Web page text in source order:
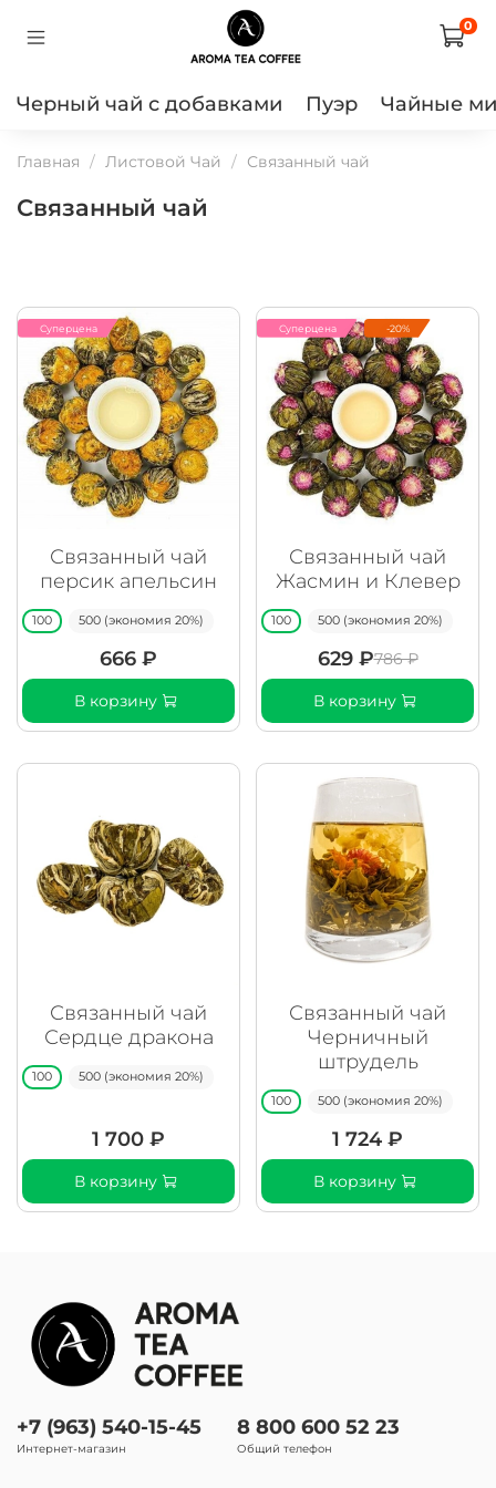
0
Черный чай с добавками Пуэр Чайные
Главная Листовой Чай Связанный чай
Связанный чай
Суперцена
Связанный чай
персик апельсин
100 500 (экономия 20%)
666 ₽
В корзину
Суперцена -20%
Связанный чай
Жасмин и Клевер
100 500 (экономия 20%)
786 ₽
629 ₽
В корзину
Связанный чай
Сердце дракона
100 500 (экономия 20%)
1 700 ₽
В корзину
Связанный чай
Черничный
штрудель
100 500 (экономия 20%)
1 724 ₽
В корзину
+7 (963) 540-15-45
Интернет-магазин
8 800 600 52 23
Общий телефон